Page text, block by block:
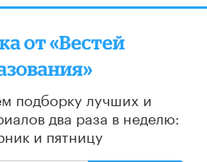
от «Вестей
подборку лучших и
два раза в неделю:
и пятницу